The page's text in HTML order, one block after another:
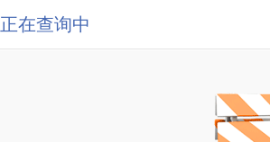
正在查询中